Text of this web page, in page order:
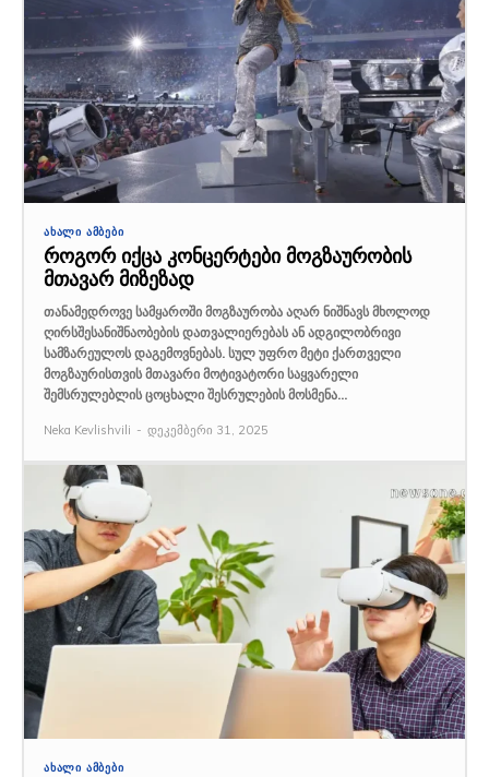
ᲐᲮᲐᲚᲘ ᲐᲛᲑᲔᲑᲘ
როგორ იქცა კონცერტები მოგზაურობის
მთავარ მიზეზად
თანამედროვე სამყაროში მოგზაურობა აღარ ნიშნავს მხოლოდ
ღირსშესანიშნაობების დათვალიერებას ან ადგილობრივი
სამზარეულოს დაგემოვნებას. სულ უფრო მეტი ქართველი
მოგზაურისთვის მთავარი მოტივატორი საყვარელი
შემსრულებლის ცოცხალი შესრულების მოსმენა...
Neka Kevlishvili - დეკემბერი 31, 2025
ᲐᲮᲐᲚᲘ ᲐᲛᲑᲔᲑᲘ